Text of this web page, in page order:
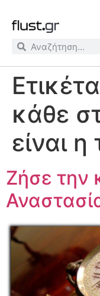
κάθε
είναι η
Ζήσε την